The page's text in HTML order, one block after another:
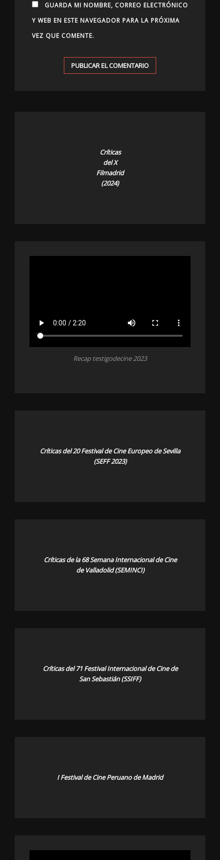
GUARDA MI NOMBRE, CORREO ELECTRÓNICO
Y WEB EN ESTE NAVEGADOR PARA LA PRÓXIMA
VEZ QUE COMENTE.
Críticas
del X
Filmadrid
(2024)
Recap testigodecine 2023
Críticas del 20 Festival de Cine Europeo de Sevilla
(SEFF 2023)
Críticas de la 68 Semana Internacional de Cine
de Valladolid (SEMINCI)
Críticas del 71 Festival Internacional de Cine de
San Sebastián (SSIFF)
I Festival de Cine Peruano de Madrid